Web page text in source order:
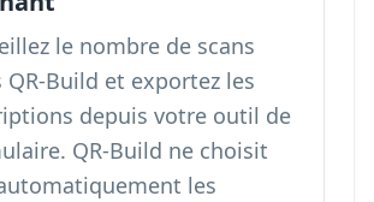
le nombre de scans
QR-Build et exportez les
depuis votre outil de
QR-Build ne choisit
les